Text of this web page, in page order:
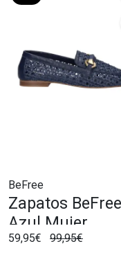
BeFree
Zapatos BeFree
Azul Mujer.
59,95€ 99,95€